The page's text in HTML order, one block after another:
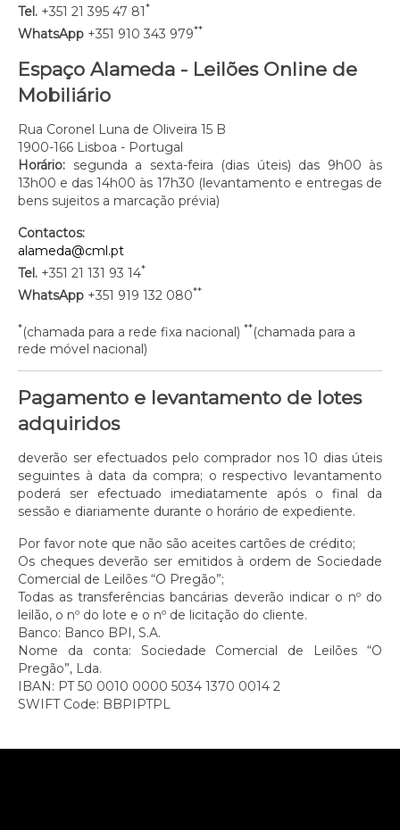
Tel. +351 21 395 47 81*
WhatsApp +351 910 343 979**
Espaço Alameda - Leilões Online de
Mobiliário
Rua Coronel Luna de Oliveira 15 B
1900-166 Lisboa - Portugal
Horário: segunda a sexta-feira (dias úteis) das 9h00 às
13h00 e das 14h00 às 17h30 (levantamento e entregas de
bens sujeitos a marcação prévia)
Contactos:
alameda@cml.pt
Tel. +351 21 131 93 14*
WhatsApp +351 919 132 080**
*(chamada para a rede fixa nacional) **(chamada para a
rede móvel nacional)
Pagamento e levantamento de lotes
adquiridos
deverão ser efectuados pelo comprador nos 10 dias úteis
seguintes à data da compra; o respectivo levantamento
poderá ser efectuado imediatamente após o final da
sessão e diariamente durante o horário de expediente.
Por favor note que não são aceites cartões de crédito;
Os cheques deverão ser emitidos à ordem de Sociedade
Comercial de Leilões “O Pregão”;
Todas as transferências bancárias deverão indicar o nº do
leilão, o nº do lote e o nº de licitação do cliente.
Banco: Banco BPI, S.A.
Nome da conta: Sociedade Comercial de Leilões “O
Pregão”, Lda.
IBAN: PT 50 0010 0000 5034 1370 0014 2
SWIFT Code: BBPIPTPL